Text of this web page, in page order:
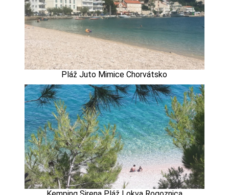
Pláž Juto Mimice Chorvátsko